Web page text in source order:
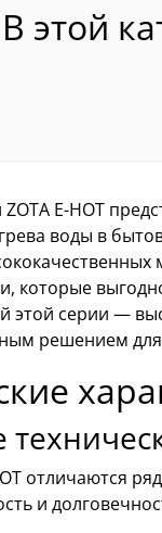
В этой
E-HOT
воды в
которые
этой серии —
решением
отличаются
и